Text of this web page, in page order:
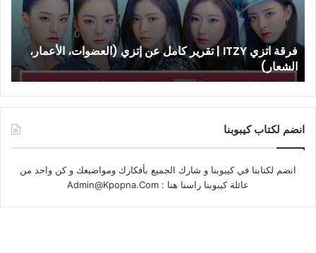
كامل
عن
(العضوات،
الأعمار،
الشعار)
فرقة اتزي ITZY | تقرير كامل عن إتزي (العضوات، الأعمار،
الشعار)
انضم لكتاب كيبوبنا
انضم لكتابنا في كيبوبنا و شارك الجميع بأفكارك ومواضيعك و كن واحد من
عائلة كيبوبنا راسنا هنا : Admin@Kpopna.Com